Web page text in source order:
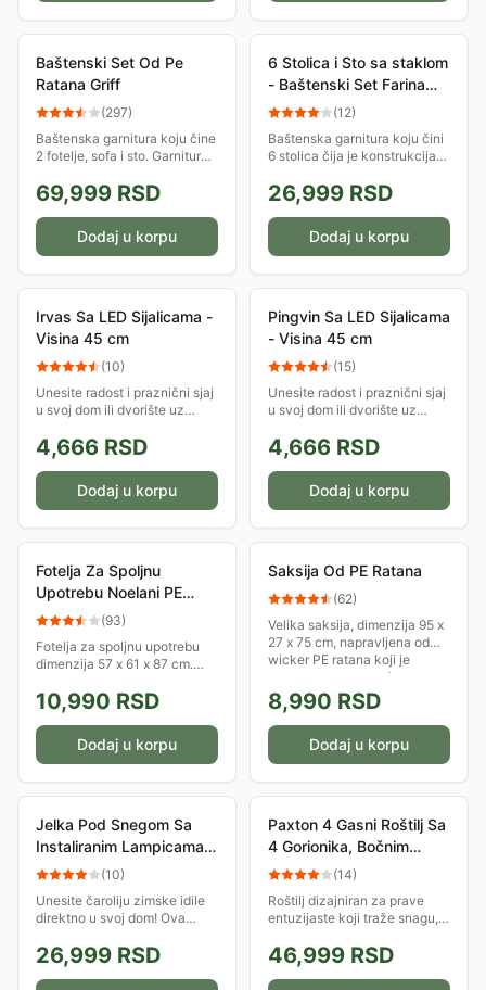
Tenda za zid ili plafon Multi Stripes 3x2m-15999RSD-
Baštenski Set Od Pe
Ratana Griff
(297)
Baštenska garnitura koju čine
2 fotelje, sofa i sto. Garnitura
vremenske uslove tako da se
može koristiti u baštama ili
na...
69,999 RSD
Dodaj u korpu
6 Stolica i Sto sa staklom
- Baštenski Set Farina
Black
(12)
Baštenska garnitura koju čini
6 stolica čija je konstrukcija
od tekstilena i sto sa pločom
od kaljenog i zatamnjenog...
26,999 RSD
Dodaj u korpu
Irvas Sa LED Sijalicama -
Visina 45 cm
(10)
Unesite radost i praznični sjaj
u svoj dom ili dvorište uz
LED Sijalicama! Ova
šarmantna figura, visoka 45
cm, idealna je...
4,666 RSD
Dodaj u korpu
Pingvin Sa LED Sijalicama
- Visina 45 cm
(15)
Unesite radost i praznični sjaj
u svoj dom ili dvorište uz
sa LED Sijalicama! Ova
šarmantna figura, visoka 45
cm, idealna...
4,666 RSD
Dodaj u korpu
Fotelja Za Spoljnu
Upotrebu Noelani PE
Ratan
(93)
Fotelja za spoljnu upotrebu
dimenzija 57 x 61 x 87 cm.
čelična, a oplata je od PE
ratana. Otporna je na
vremenske uticaje, a...
10,990 RSD
Dodaj u korpu
Saksija Od PE Ratana
(62)
Velika saksija, dimenzija 95 x
27 x 75 cm, napravljena od
wicker PE ratana koji je
otporan na vremenske
uticaje...
8,990 RSD
Dodaj u korpu
Jelka Pod Snegom Sa
Instaliranim Lampicama
Flocked 213 cm
(10)
Unesite čaroliju zimske idile
direktno u svoj dom! Ova
visoka impresivnih 213 cm,
dolazi sa 400 toplo belih LED
26,999 RSD
Paxton 4 Gasni Roštilj Sa
4 Gorionika, Bočnim
Gorionikom i Komodom
(14)
Roštilj dizajniran za prave
entuzijaste koji traže snagu,
Sa ukupnom snagom od 17
kW, ovaj model je prava
46,999 RSD